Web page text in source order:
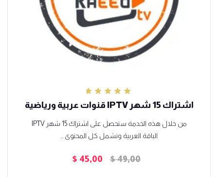
تم التقييم
5.00
اشتراك 15 شهر IPTV قنوات عربية ورياضية
من خلال هذه الخدمة ستحصل على اشتراك 15 شهر IPTV
الباقة العربية وتشمل كل المحتوى ...
$49,00
السعر
$ 45,00